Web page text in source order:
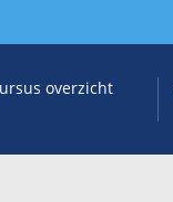
overzicht